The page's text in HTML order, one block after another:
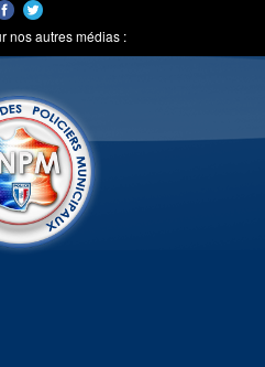
nos autres médias :